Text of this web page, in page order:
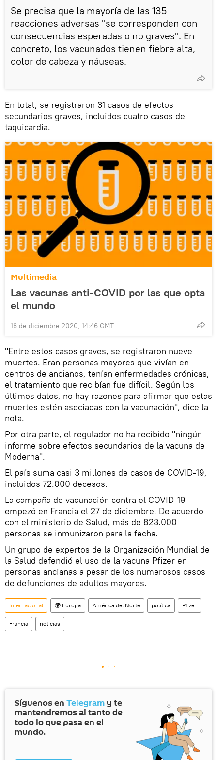
Se precisa que la mayoría de las 135
reacciones adversas "se corresponden con
consecuencias esperadas o no graves". En
concreto, los vacunados tienen fiebre alta,
dolor de cabeza y náuseas.
En total, se registraron 31 casos de efectos
secundarios graves, incluidos cuatro casos de
taquicardia.
Multimedia
Las vacunas anti-COVID por las que opta
el mundo
18 de diciembre 2020, 14:46 GMT
"Entre estos casos graves, se registraron nueve
muertes. Eran personas mayores que vivían en
centros de ancianos, tenían enfermedades crónicas,
el tratamiento que recibían fue difícil. Según los
últimos datos, no hay razones para afirmar que estas
muertes estén asociadas con la vacunación", dice la
nota.
Por otra parte, el regulador no ha recibido "ningún
informe sobre efectos secundarios de la vacuna de
Moderna".
El país suma casi 3 millones de casos de COVID-19,
incluidos 72.000 decesos.
La campaña de vacunación contra el COVID-19
empezó en Francia el 27 de diciembre. De acuerdo
con el ministerio de Salud, más de 823.000
personas se inmunizaron para la fecha.
Un grupo de expertos de la Organización Mundial de
la Salud defendió el uso de la vacuna Pfizer en
personas ancianas a pesar de los numerosos casos
de defunciones de adultos mayores.
Internacional 🌍 Europa América del Norte política Pfizer
Francia noticias
Síguenos en Telegram y te
mantendremos al tanto de
todo lo que pasa en el
mundo.